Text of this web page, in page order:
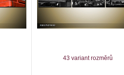
43 variant rozměrů